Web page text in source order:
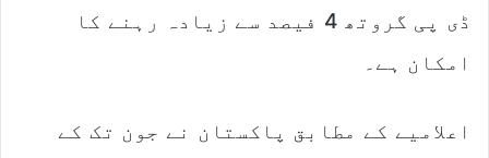
ڈی پی گروتھ 4 فیصد سے زیادہ رہنے کا
امکان ہے۔
اعلامیے کے مطابق پاکستان نے جون تک کے